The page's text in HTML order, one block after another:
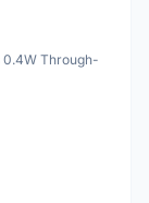
0.4W Through-